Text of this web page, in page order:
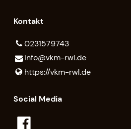
Kontakt
0231579743
info@​vkm-rwl.​de
https://vkm-rwl.​de
Social Media